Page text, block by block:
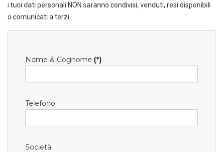
i tuoi dati personali NON saranno condivisi, venduti, resi disponibili
o comunicati a terzi
Nome & Cognome (*)
Telefono
Società